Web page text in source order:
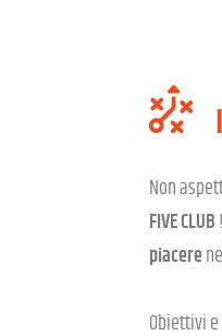
Non
FIVE CLUB
piacere
Obiettivi